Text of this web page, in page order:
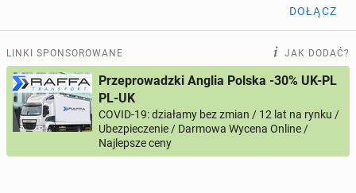
ogłoszenia online
PROFILE KANDYDATÓW 304 profile online
USŁUGI 166ogłoszeń online
DOŁĄCZ
LINKI SPONSOROWANE JAK DODAĆ?
Przeprowadzki Anglia Polska -30% UK-PL
PL-UK
COVID-19: działamy bez zmian / 12 lat na rynku /
Ubezpieczenie / Darmowa Wycena Online /
Najlepsze ceny